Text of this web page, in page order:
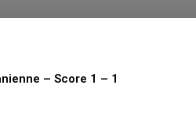
– Score 1 – 1